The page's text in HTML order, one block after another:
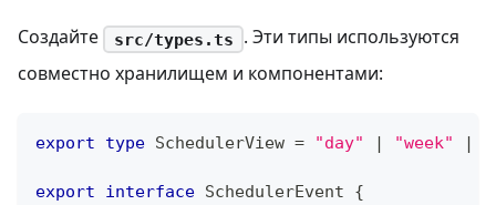
Создайте src/types.ts
. Эти типы используются
совместно хранилищем и компонентами:
export type SchedulerView = "day" | "week" |
export interface SchedulerEvent
{